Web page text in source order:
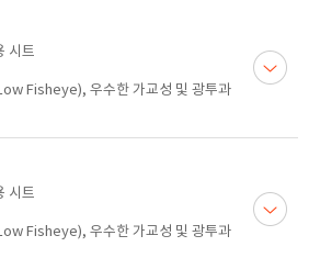
시트
Fisheye), 우수한 가교성 및 광투과
시트
Fisheye), 우수한 가교성 및 광투과